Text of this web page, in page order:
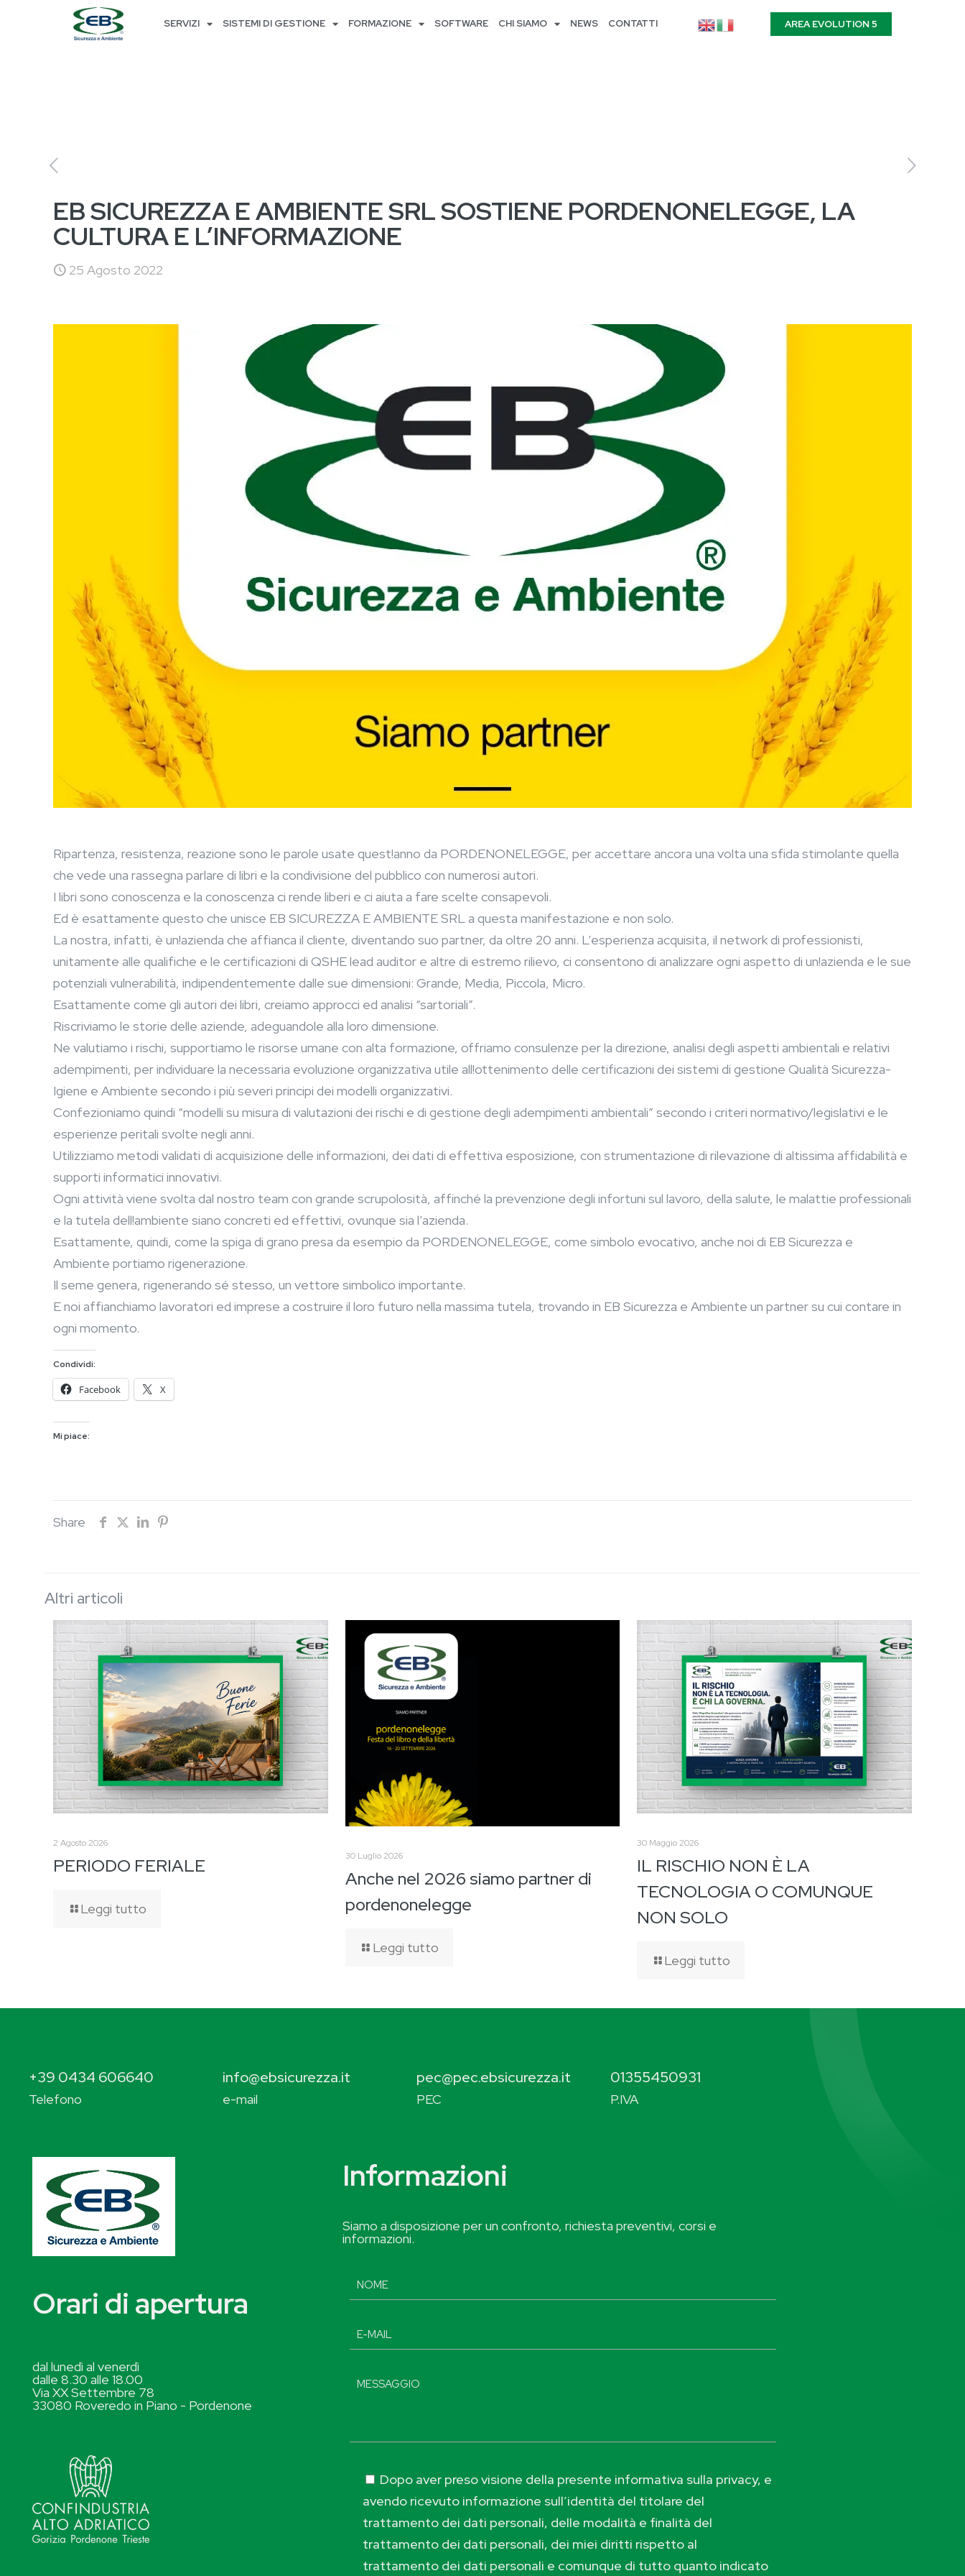
SERVIZI SISTEMI DI GESTIONE FORMAZIONE SOFTWARE CHI SIAMO NEWS CONTATTI AREA EVOLUTION 5
EB SICUREZZA E AMBIENTE SRL SOSTIENE PORDENONELEGGE, LA
CULTURA E L’INFORMAZIONE
25 Agosto 2022
Ripartenza, resistenza, reazione sono le parole usate quest!anno da PORDENONELEGGE, per accettare ancora una volta una sfida stimolante quella
che vede una rassegna parlare di libri e la condivisione del pubblico con numerosi autori.
I libri sono conoscenza e la conoscenza ci rende liberi e ci aiuta a fare scelte consapevoli.
Ed è esattamente questo che unisce EB SICUREZZA E AMBIENTE SRL a questa manifestazione e non solo.
La nostra, infatti, è un!azienda che affianca il cliente, diventando suo partner, da oltre 20 anni. L’esperienza acquisita, il network di professionisti,
unitamente alle qualifiche e le certificazioni di QSHE lead auditor e altre di estremo rilievo, ci consentono di analizzare ogni aspetto di un!azienda e le sue
potenziali vulnerabilità, indipendentemente dalle sue dimensioni: Grande, Media, Piccola, Micro.
Esattamente come gli autori dei libri, creiamo approcci ed analisi “sartoriali”.
Riscriviamo le storie delle aziende, adeguandole alla loro dimensione.
Ne valutiamo i rischi, supportiamo le risorse umane con alta formazione, offriamo consulenze per la direzione, analisi degli aspetti ambientali e relativi
adempimenti, per individuare la necessaria evoluzione organizzativa utile all!ottenimento delle certificazioni dei sistemi di gestione Qualità Sicurezza-
Igiene e Ambiente secondo i più severi principi dei modelli organizzativi.
Confezioniamo quindi “modelli su misura di valutazioni dei rischi e di gestione degli adempimenti ambientali” secondo i criteri normativo/legislativi e le
esperienze peritali svolte negli anni.
Utilizziamo metodi validati di acquisizione delle informazioni, dei dati di effettiva esposizione, con strumentazione di rilevazione di altissima affidabilità e
supporti informatici innovativi.
Ogni attività viene svolta dal nostro team con grande scrupolosità, affinché la prevenzione degli infortuni sul lavoro, della salute, le malattie professionali
e la tutela dell!ambiente siano concreti ed effettivi, ovunque sia l’azienda.
Esattamente, quindi, come la spiga di grano presa da esempio da PORDENONELEGGE, come simbolo evocativo, anche noi di EB Sicurezza e
Ambiente portiamo rigenerazione.
Il seme genera, rigenerando sé stesso, un vettore simbolico importante.
E noi affianchiamo lavoratori ed imprese a costruire il loro futuro nella massima tutela, trovando in EB Sicurezza e Ambiente un partner su cui contare in
ogni momento.
Condividi:
Facebook X
Mi piace:
Share
Altri articoli
2 Agosto 2026
PERIODO FERIALE
Leggi tutto
30 Luglio 2026
Anche nel 2026 siamo partner di
pordenonelegge
Leggi tutto
30 Maggio 2026
IL RISCHIO NON È LA
TECNOLOGIA O COMUNQUE
NON SOLO
Leggi tutto
+39 0434 606640
Telefono
info@ebsicurezza.it
e-mail
pec@pec.ebsicurezza.it
PEC
01355450931
P.IVA
Orari di apertura
dal lunedì al venerdì
dalle 8.30 alle 18.00
Via XX Settembre 78
33080 Roveredo in Piano - Pordenone
Informazioni
Siamo a disposizione per un confronto, richiesta preventivi, corsi e
informazioni.
Dopo aver preso visione della presente informativa sulla privacy, e
avendo ricevuto informazione sull’identità del titolare del
trattamento dei dati personali, delle modalità e finalità del
trattamento dei dati personali, dei miei diritti rispetto al
trattamento dei dati personali e comunque di tutto quanto indicato